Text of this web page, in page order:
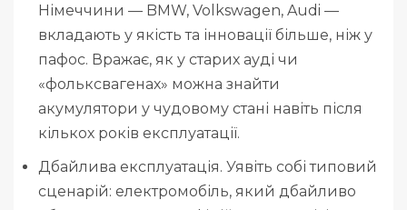
Німеччини — BMW, Volkswagen, Audi —
вкладають у якість та інновації більше, ніж у
пафос. Вражає, як у старих ауді чи
«фольксвагенах» можна знайти
акумулятори у чудовому стані навіть після
кількох років експлуатації.
Дбайлива експлуатація. Уявіть собі типовий
сценарій: електромобіль, який дбайливо